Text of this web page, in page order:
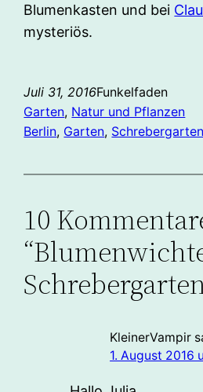
Blumenkasten und bei
mysteriös.
Juli 31, 2016Funkelfaden
Garten, Natur und Pflanzen
Berlin, Garten, Schrebergarten
10
KleinerVampir
1. August 2016